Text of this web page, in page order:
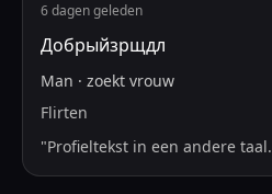
6 dagen geleden
Добрыйзрщдл
Man · zoekt vrouw
Flirten
"Profieltekst in een andere taal.